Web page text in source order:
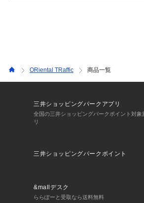
ORiental TRaffic 商品一覧
三井ショッピングパークアプリ
全国の三井ショッピングパークポイント対
リ
三井ショッピングパークポイント
&mallデスク
ららぽーと受取なら送料無料